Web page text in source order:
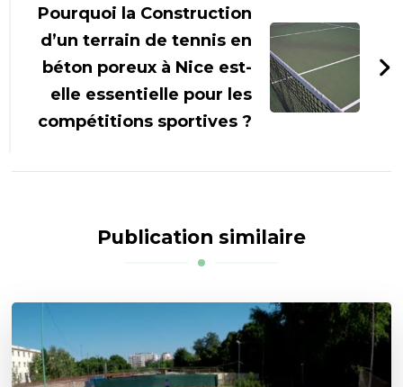
Pourquoi la Construction
d’un terrain de tennis en
béton poreux à Nice est-
elle essentielle pour les
compétitions sportives ?
Publication similaire